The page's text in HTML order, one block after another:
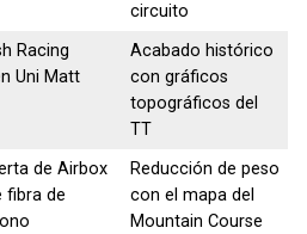
circuito
Racing
Uni Matt
Acabado histórico
con gráficos
topográficos del
TT
de Airbox
fibra de
Reducción de peso
con el mapa del
Mountain Course